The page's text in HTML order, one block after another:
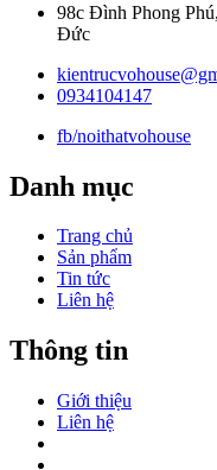
98c Đình Phong
Đức
0934104147
fb/noithatvohouse
Danh mục
Trang chủ
Sản phẩm
Tin tức
Liên hệ
Thông tin
Giới thiệu
Liên hệ